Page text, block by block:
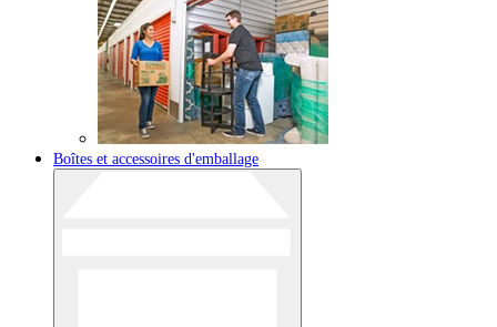
Boîtes et accessoires d'emballage